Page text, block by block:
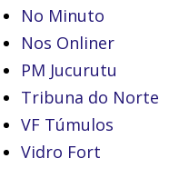
No Minuto
Nos Onliner
PM Jucurutu
Tribuna do Norte
VF Túmulos
Vidro Fort